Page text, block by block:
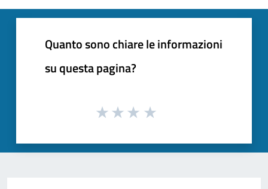
Quanto sono chiare le informazioni
su questa pagina?